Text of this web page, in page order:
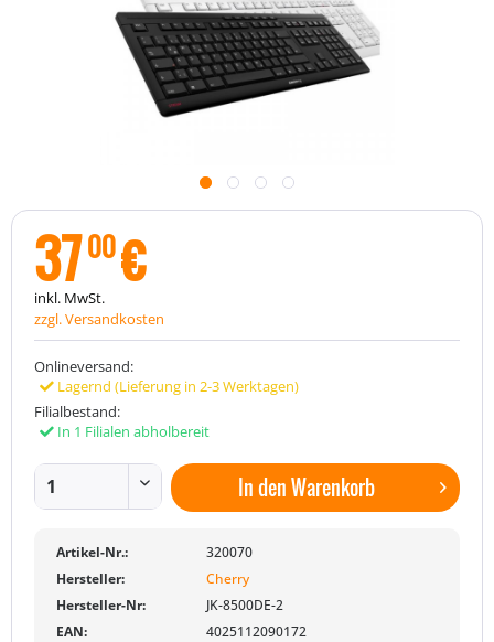
3700€
inkl. MwSt.
zzgl. Versandkosten
Onlineversand:
Lagernd (Lieferung in 2-3 Werktagen)
Filialbestand:
In 1 Filialen abholbereit
In denWarenkorb
Artikel-Nr.:
320070
Hersteller:
Cherry
Hersteller-Nr:
JK-8500DE-2
EAN:
4025112090172